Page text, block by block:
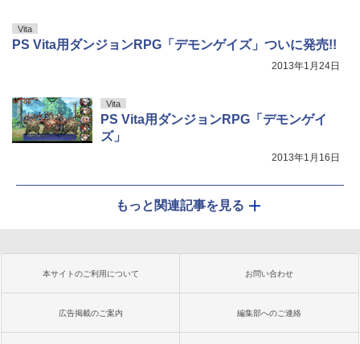
Vita
PS Vita用ダンジョンRPG「デモンゲイズ」ついに発売!!
2013年1月24日
Vita
PS Vita用ダンジョンRPG「デモンゲイ
ズ」
2013年1月16日
もっと関連記事を見る
本サイトのご利用について お問い合わせ
広告掲載のご案内 編集部へのご連絡